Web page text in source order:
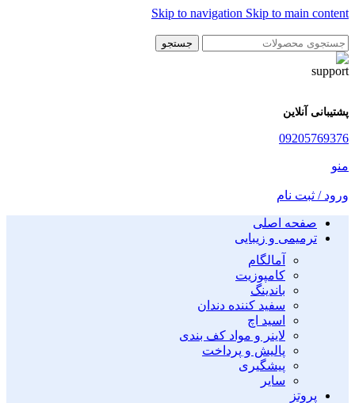
Skip to navigation Skip to main content
جستجو
پشتیبانی آنلاین
09205769376
منو
ورود / ثبت نام
صفحه اصلی
ترمیمی و زیبایی
آمالگام
کامپوزیت
باندینگ
سفید کننده دندان
اسید اچ
لاینر و مواد کف بندی
پالیش و پرداخت
پیشگیری
سایر
پروتز